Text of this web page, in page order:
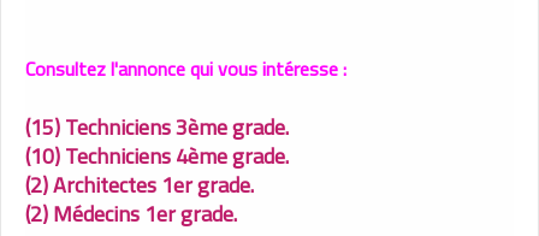
Consultez l'annonce qui vous intéresse :
(15) Techniciens 3ème grade.
(10) Techniciens 4ème grade.
(2) Architectes 1er grade.
(2) Médecins 1er grade.